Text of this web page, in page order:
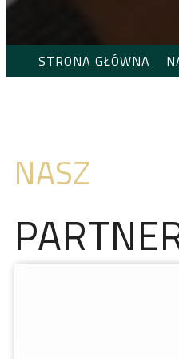
STRONA GŁÓWNA
NASZ